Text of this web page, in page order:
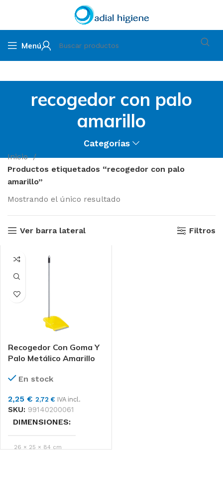
Menú
recogedor con palo
amarillo
Categorías
Inicio
Productos etiquetados “recogedor con palo
amarillo”
Mostrando el único resultado
Ver barra lateral Filtros
Recogedor Con Goma Y
Palo Metálico Amarillo
En stock
2,25 € 2,72 € IVA incl.
SKU: 99140200061
DIMENSIONES
26 × 25 × 84 cm